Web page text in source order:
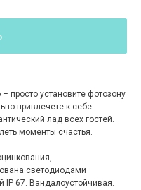
просто установите фотозону
привлечете к себе
лад всех гостей.
моменты счастья.
светодиодами
IP 67. Вандалоустойчивая.